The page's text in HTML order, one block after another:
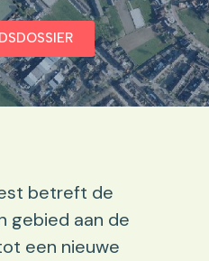
betreft de
gebied aan de
een nieuwe